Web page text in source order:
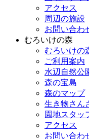
アクセス
周辺の施設
お問い合わ
むろいけの森
むろいけの
ご利用案内
水辺自然公
森の宝島
森のマップ
生き物さん
園地スタッ
アクセス
お問い合わ